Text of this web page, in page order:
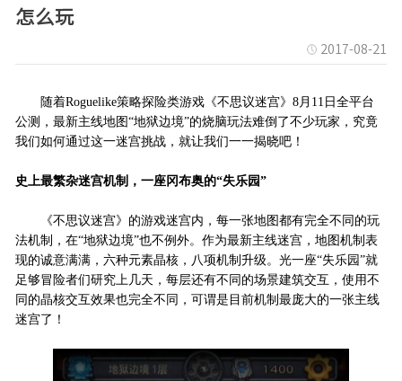
怎么玩
2017-08-21
随着Roguelike策略探险类游戏《不思议迷宫》8月11日全平台
公测，最新主线地图“地狱边境”的烧脑玩法难倒了不少玩家，究竟
我们如何通过这一迷宫挑战，就让我们一一揭晓吧！
史上最繁杂迷宫机制，一座冈布奥的“失乐园”
《不思议迷宫》的游戏迷宫内，每一张地图都有完全不同的玩
法机制，在“地狱边境”也不例外。作为最新主线迷宫，地图机制表
现的诚意满满，六种元素晶核，八项机制升级。光一座“失乐园”就
足够冒险者们研究上几天，每层还有不同的场景建筑交互，使用不
同的晶核交互效果也完全不同，可谓是目前机制最庞大的一张主线
迷宫了！